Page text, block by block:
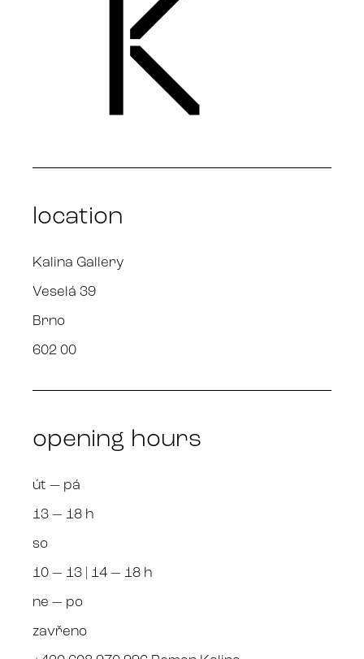
location
Kalina Gallery
Veselá 39
Brno
602 00
opening hours
út — pá
13 — 18 h
so
10 — 13 | 14 — 18 h
ne — po
zavřeno